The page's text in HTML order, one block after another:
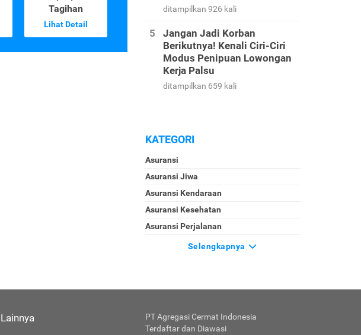
Tagihan
Lihat Detail
ditampilkan 926 kali
Jangan Jadi Korban
Berikutnya! Kenali Ciri-Ciri
Modus Penipuan Lowongan
Kerja Palsu
ditampilkan 659 kali
KATEGORI
Asuransi
Asuransi Jiwa
Asuransi Kendaraan
Asuransi Kesehatan
Asuransi Perjalanan
Selengkapnya
Lainnya
PT Agregasi Cermat Indonesia
Terdaftar dan Diawasi